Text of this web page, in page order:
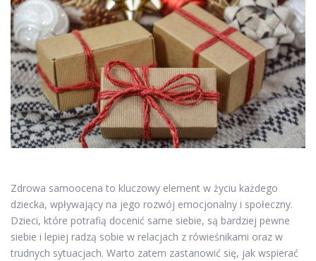
Zdrowa samoocena to kluczowy element w życiu każdego
dziecka, wpływający na jego rozwój emocjonalny i społeczny.
Dzieci, które potrafią docenić same siebie, są bardziej pewne
siebie i lepiej radzą sobie w relacjach z rówieśnikami oraz w
trudnych sytuacjach. Warto zatem zastanowić się, jak wspierać